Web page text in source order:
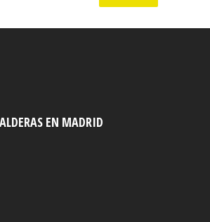
EN MADRID